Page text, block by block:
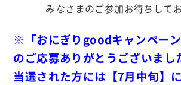
みなさまのご参加お待ちして
※「おにぎりgoodキャンペー
のご応募ありがとうございまし
当選された方には【7月中旬】